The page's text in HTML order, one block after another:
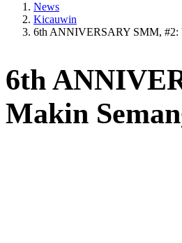
News
Kicauwin
6th ANNIVERSARY SMM, #2:
6th
Makin